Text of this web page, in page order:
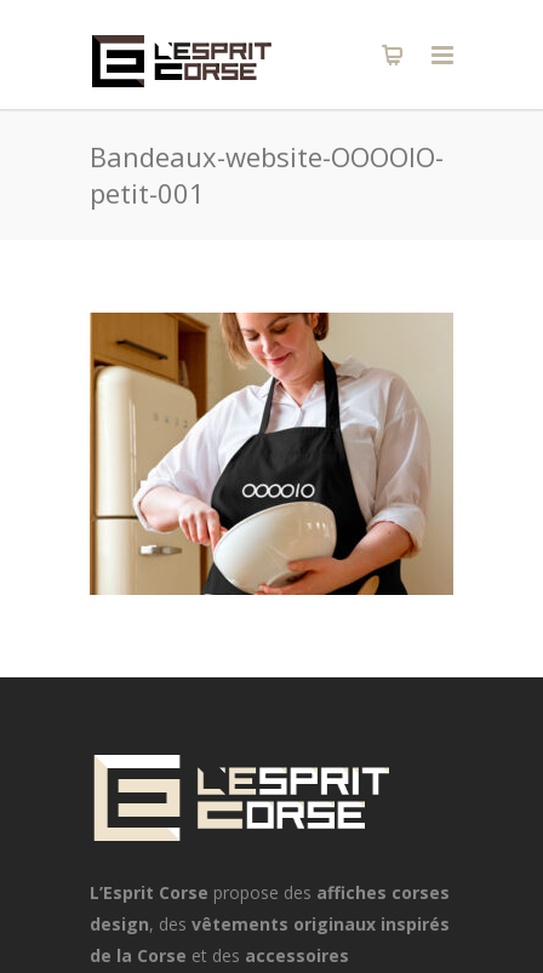
Bandeaux-website-OOOOIO-
petit-001
L’Esprit Corse propose des affiches corses
design, des vêtements originaux inspirés
de la Corse et des accessoires